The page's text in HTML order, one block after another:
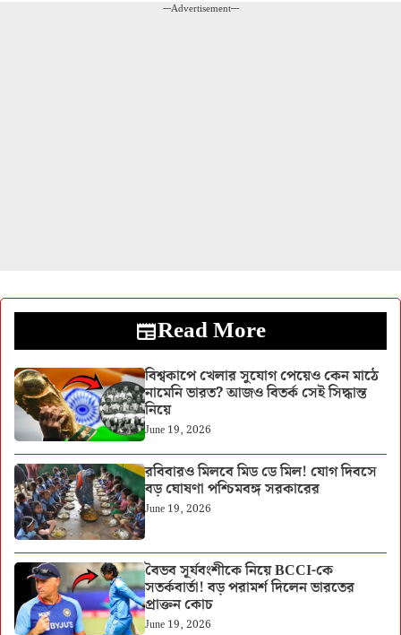
---Advertisement---
Read More
বিশ্বকাপে খেলার সুযোগ পেয়েও কেন মাঠে
নামেনি ভারত? আজও বিতর্ক সেই সিদ্ধান্ত
নিয়ে
June 19, 2026
রবিবারও মিলবে মিড ডে মিল! যোগ দিবসে
বড় ঘোষণা পশ্চিমবঙ্গ সরকারের
June 19, 2026
বৈভব সূর্যবংশীকে নিয়ে BCCI-কে
সতর্কবার্তা! বড় পরামর্শ দিলেন ভারতের
প্রাক্তন কোচ
June 19, 2026